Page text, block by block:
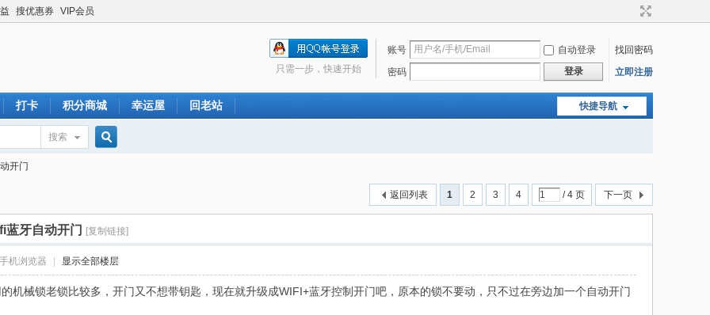
搜优惠券 VIP会员
账号 自动登录
找回密码
密码
登录 立即注册
只需一步，快速开始
快捷导航
打卡 积分商城 幸运屋 回老站
搜索
索
开门
1 2 3 4 / 4 页 下一页
返回列表
蓝牙自动开门 [复制链接]
机浏览器 显示全部楼层
机械锁老锁比较多，开门又不想带钥匙，现在就升级成WIFI+蓝牙控制开门吧，原本的锁不要动，只不过在旁边加一个自动开门